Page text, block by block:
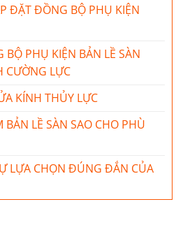
ĐẶT ĐỒNG BỘ PHỤ KIỆN
BỘ PHỤ KIỆN BẢN LỀ SÀN
CƯỜNG LỰC
KÍNH THỦY LỰC
LỀ SÀN SAO CHO PHÙ
LỰA CHỌN ĐÚNG ĐẮN CỦA